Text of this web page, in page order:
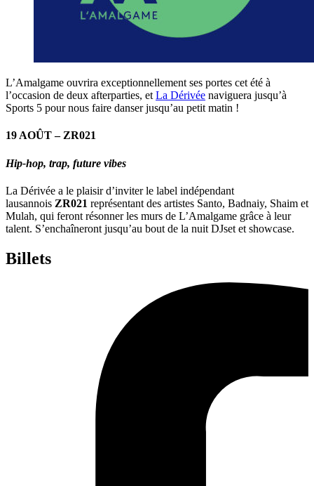
L’Amalgame ouvrira exceptionnellement ses portes cet été à
l’occasion de deux afterparties, et La Dérivée naviguera jusqu’à
Sports 5 pour nous faire danser jusqu’au petit matin !
19 AOÛT – ZR021
Hip-hop, trap, future vibes
La Dérivée a le plaisir d’inviter le label indépendant
lausannois ZR021 représentant des artistes Santo, Badnaiy, Shaim et
Mulah, qui feront résonner les murs de L’Amalgame grâce à leur
talent. S’enchaîneront jusqu’au bout de la nuit DJset et showcase.
Billets